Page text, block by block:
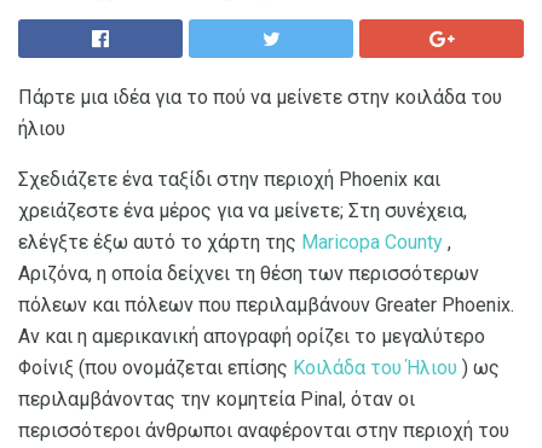
Πάρτε μια ιδέα για το πού να μείνετε στην κοιλάδα του
ήλιου
Σχεδιάζετε ένα ταξίδι στην περιοχή Phoenix και
χρειάζεστε ένα μέρος για να μείνετε; Στη συνέχεια,
ελέγξτε έξω αυτό το χάρτη της Maricopa County ,
Αριζόνα, η οποία δείχνει τη θέση των περισσότερων
πόλεων και πόλεων που περιλαμβάνουν Greater Phoenix.
Αν και η αμερικανική απογραφή ορίζει το μεγαλύτερο
Φοίνιξ (που ονομάζεται επίσης Κοιλάδα του Ήλιου ) ως
περιλαμβάνοντας την κομητεία Pinal, όταν οι
περισσότεροι άνθρωποι αναφέρονται στην περιοχή του